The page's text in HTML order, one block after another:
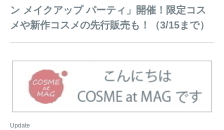
ン メイクアップ パーティ」開催！限定コス
メや新作コスメの先行販売も！（3/15まで）
Update